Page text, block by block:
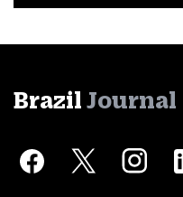
Brazil Journal